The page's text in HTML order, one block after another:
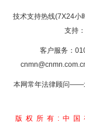
技术支持热线(7X24
支持
客户服务：
本网常年法律顾问——
版权所有:中国